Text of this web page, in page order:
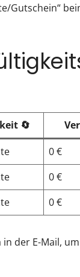
Gutschein“
🔄
0 €
0 €
0 €
der E-Mail,